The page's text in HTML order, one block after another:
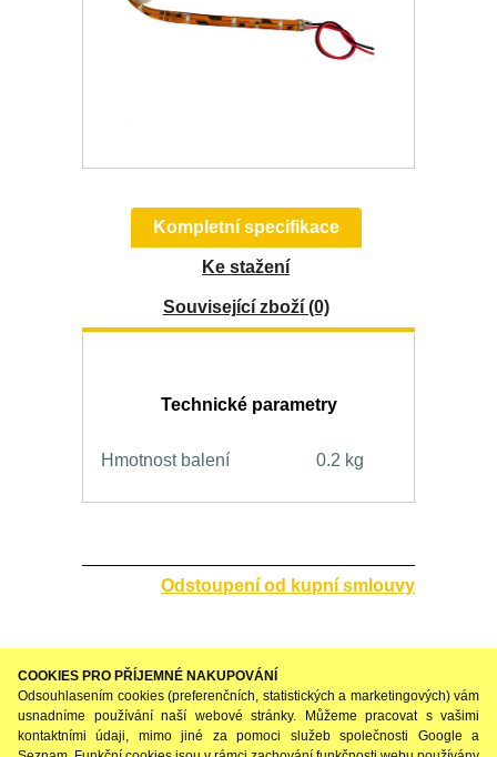
COOKIES PRO PŘÍJEMNÉ NAKUPOVÁNÍ
Odsouhlasením cookies (preferenčních, statistických a marketingových) vám
usnadníme používání naší webové stránky. Můžeme pracovat s vašimi
kontaktními údaji, mimo jiné za pomoci služeb společnosti Google a
Kompletní specifikace
Ke stažení
Související zboží (0)
Technické parametry
Hmotnost balení 0.2 kg
Odstoupení od kupní smlouvy